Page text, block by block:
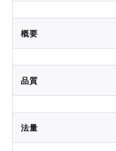
概要
品質
法量